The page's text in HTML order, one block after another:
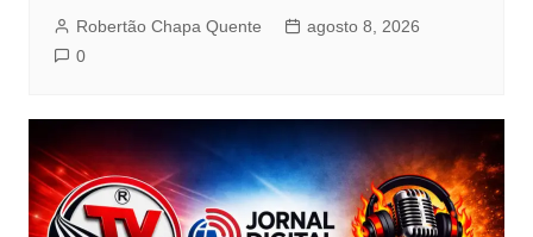
Robertão Chapa Quente
agosto 8, 2026
0